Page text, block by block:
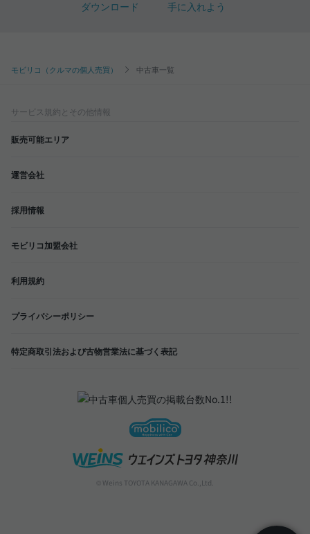
モビリコ（クルマの個人売買） 中古車一覧
サービス規約とその他情報
販売可能エリア
運営会社
採用情報
モビリコ加盟会社
利用規約
プライバシーポリシー
特定商取引法および古物営業法に基づく表記
© Weins TOYOTA KANAGAWA Co.,Ltd.